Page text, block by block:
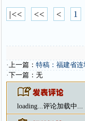
|<< << < 1
·上一篇： 特稿：福建省
·下一篇：无
loading...评论加载中...